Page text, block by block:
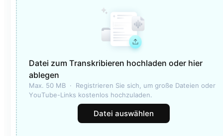
Datei zum Transkribieren hochladen oder hier
ablegen
Max. 50 MB  ·  Registrieren Sie sich, um große Dateien oder
YouTube-Links kostenlos hochzuladen.
Datei auswählen